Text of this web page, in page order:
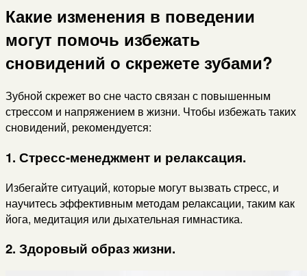
Какие изменения в поведении
могут помочь избежать
сновидений о скрежете зубами?
Зубной скрежет во сне часто связан с повышенным
стрессом и напряжением в жизни. Чтобы избежать таких
сновидений, рекомендуется:
1. Стресс-менеджмент и релаксация.
Избегайте ситуаций, которые могут вызвать стресс, и
научитесь эффективным методам релаксации, таким как
йога, медитация или дыхательная гимнастика.
2. Здоровый образ жизни.